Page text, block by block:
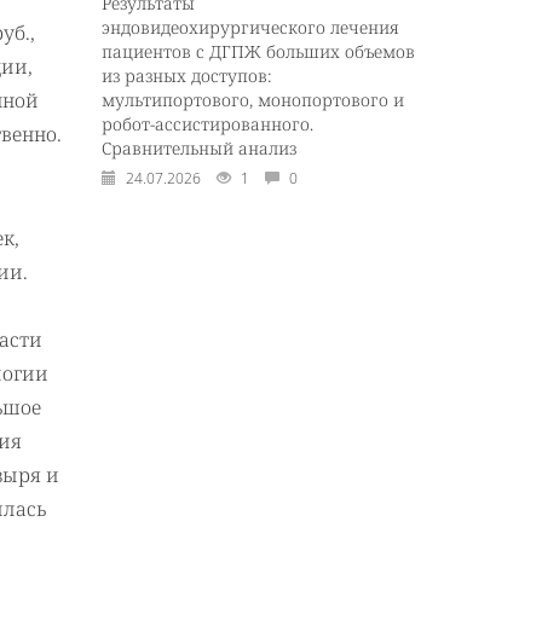
и
эндовидеохирургического лечения
пациентов с ДГПЖ больших объемов
из разных доступов:
мультипортового, монопортового и
робот-ассистированного.
Сравнительный анализ
24.07.2026 1 0